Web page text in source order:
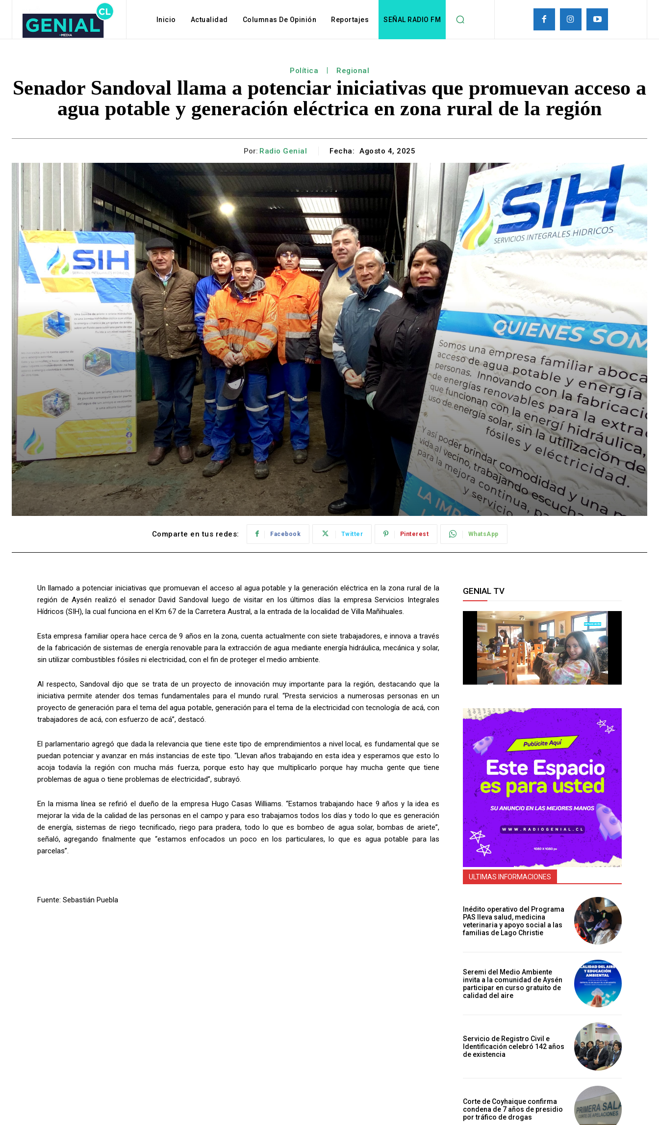
Inicio Actualidad Columnas De Opinión Reportajes SEÑAL RADIO FM
Política Regional
Senador Sandoval llama a potenciar iniciativas que promuevan acceso a
agua potable y generación eléctrica en zona rural de la región
Por: Radio Genial Fecha: Agosto 4, 2025
Comparte en tus redes: Facebook Twitter Pinterest WhatsApp
Un llamado a potenciar iniciativas que promuevan el acceso al agua potable y la generación eléctrica en la zona rural de la
región de Aysén realizó el senador David Sandoval luego de visitar en los últimos días la empresa Servicios Integrales
Hídricos (SIH), la cual funciona en el Km 67 de la Carretera Austral, a la entrada de la localidad de Villa Mañihuales.
Esta empresa familiar opera hace cerca de 9 años en la zona, cuenta actualmente con siete trabajadores, e innova a través
de la fabricación de sistemas de energía renovable para la extracción de agua mediante energía hidráulica, mecánica y solar,
sin utilizar combustibles fósiles ni electricidad, con el fin de proteger el medio ambiente.
Al respecto, Sandoval dijo que se trata de un proyecto de innovación muy importante para la región, destacando que la
iniciativa permite atender dos temas fundamentales para el mundo rural. “Presta servicios a numerosas personas en un
proyecto de generación para el tema del agua potable, generación para el tema de la electricidad con tecnología de acá, con
trabajadores de acá, con esfuerzo de acá”, destacó.
El parlamentario agregó que dada la relevancia que tiene este tipo de emprendimientos a nivel local, es fundamental que se
puedan potenciar y avanzar en más instancias de este tipo. “Llevan años trabajando en esta idea y esperamos que esto lo
acoja todavía la región con mucha más fuerza, porque esto hay que multiplicarlo porque hay mucha gente que tiene
problemas de agua o tiene problemas de electricidad”, subrayó.
En la misma línea se refirió el dueño de la empresa Hugo Casas Williams. “Estamos trabajando hace 9 años y la idea es
mejorar la vida de la calidad de las personas en el campo y para eso trabajamos todos los días y todo lo que es generación
de energía, sistemas de riego tecnificado, riego para pradera, todo lo que es bombeo de agua solar, bombas de ariete”,
señaló, agregando finalmente que “estamos enfocados un poco en los particulares, lo que es agua potable para las
parcelas”.
Fuente: Sebastián Puebla
GENIAL TV
ULTIMAS INFORMACIONES
Inédito operativo del Programa
PAS lleva salud, medicina
veterinaria y apoyo social a las
familias de Lago Christie
Seremi del Medio Ambiente
invita a la comunidad de Aysén
participar en curso gratuito de
calidad del aire
Servicio de Registro Civil e
Identificación celebró 142 años
de existencia
Corte de Coyhaique confirma
condena de 7 años de presidio
por tráfico de drogas